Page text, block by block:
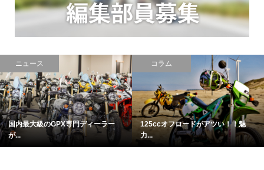
ニュース
国内最大級のGPX専門ディーラー
が...
コラム
125ccオフロードがアツい！！魅
力...